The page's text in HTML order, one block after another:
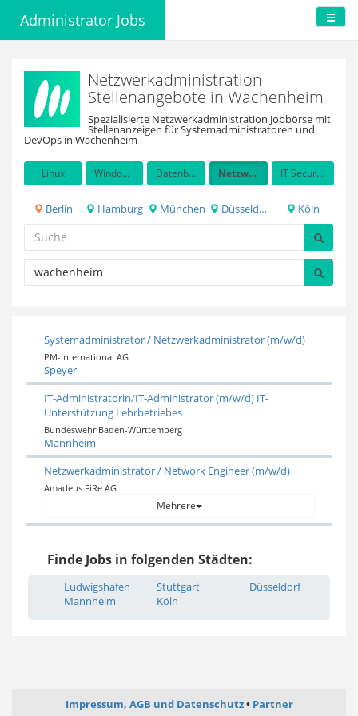
Administrator Jobs
Netzwerkadministration
Stellenangebote in Wachenheim
Spezialisierte Netzwerkadministration Jobbörse mit
Stellenanzeigen für Systemadministratoren und
DevOps in Wachenheim
Linux Windows Server Datenbanken Netzwerkadministration IT Security / Auditing
Berlin Hamburg München Düsseldorf Köln
Systemadministrator / Netzwerkadministrator (m/w/d)
PM-International AG
Speyer
IT-Administratorin/IT-Administrator (m/w/d) IT-
Unterstützung Lehrbetriebes
Bundeswehr Baden-Württemberg
Mannheim
Netzwerkadministrator / Network Engineer (m/w/d)
Amadeus FiRe AG
Mehrere
Finde Jobs in folgenden Städten:
Ludwigshafen
Mannheim
Stuttgart
Köln
Düsseldorf
Impressum, AGB und Datenschutz Partner